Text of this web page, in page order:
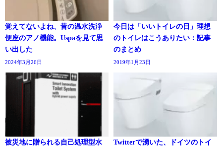
覚えてないよね、昔の温水洗浄
便座のアノ機能。Uspaを見て思
い出した
2024年3月26日
今日は「いいトイレの日」理想
のトイレはこうありたい：記事
のまとめ
2019年1月23日
被災地に贈られる自己処理型水
Twitterで湧いた、ドイツのトイ